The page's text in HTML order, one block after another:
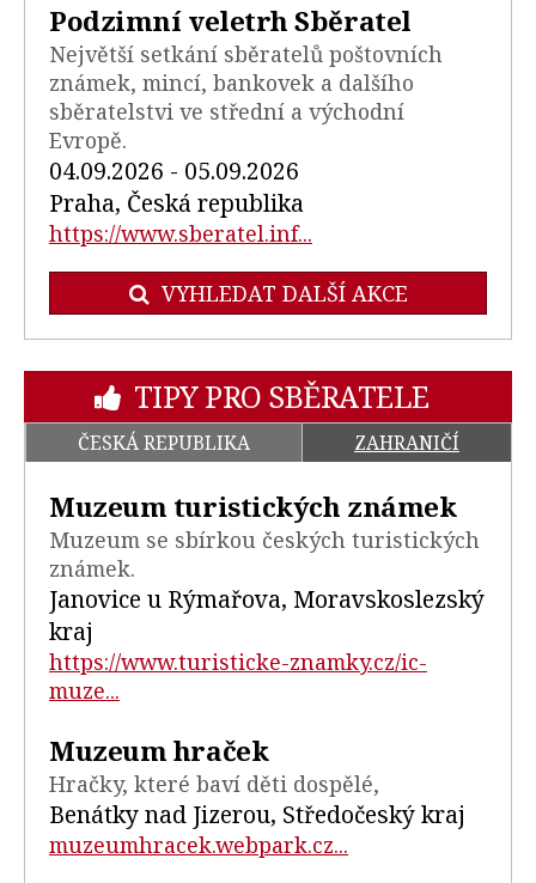
Podzimní veletrh Sběratel
Největší setkání sběratelů poštovních
známek, mincí, bankovek a dalšího
sběratelstvi ve střední a východní
Evropě.
04.09.2026 - 05.09.2026
Praha, Česká republika
https://www.sberatel.inf...
VYHLEDAT DALŠÍ AKCE
TIPY PRO SBĚRATELE
ČESKÁ REPUBLIKA ZAHRANIČÍ
Muzeum turistických známek
Muzeum se sbírkou českých turistických
známek.
Janovice u Rýmařova, Moravskoslezský
kraj
https://www.turisticke-znamky.cz/ic-
muze...
Muzeum hraček
Hračky, které baví děti dospělé,
Benátky nad Jizerou, Středočeský kraj
muzeumhracek.webpark.cz...